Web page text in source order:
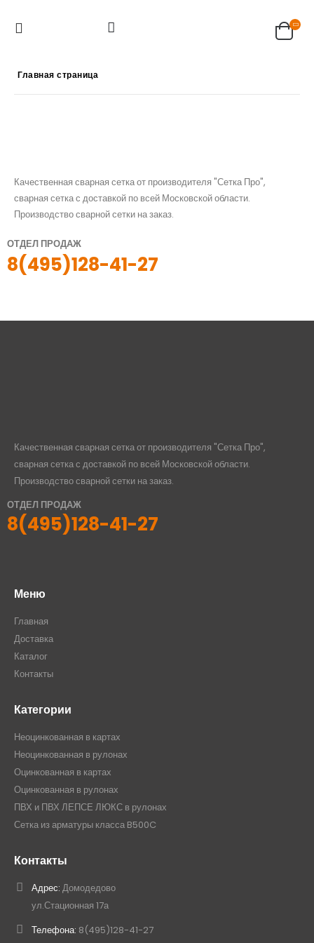
Главная страница
Качественная сварная сетка от производителя "Сетка Про",
сварная сетка с доставкой по всей Московской области.
Производство сварной сетки на заказ.
ОТДЕЛ ПРОДАЖ
8(495)128-41-27
Качественная сварная сетка от производителя "Сетка Про",
сварная сетка с доставкой по всей Московской области.
Производство сварной сетки на заказ.
ОТДЕЛ ПРОДАЖ
8(495)128-41-27
Меню
Главная
Доставка
Каталог
Контакты
Категории
Неоцинкованная в картах
Неоцинкованная в рулонах
Оцинкованная в картах
Оцинкованная в рулонах
ПВХ и ПВХ ЛЕПСЕ ЛЮКС в рулонах
Сетка из арматуры класса B500C
Контакты
Адрес: Домодедово
ул.Стационная 17а
Телефона: 8(495)128-41-27